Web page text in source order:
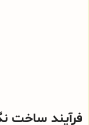
فرآیند ساخت